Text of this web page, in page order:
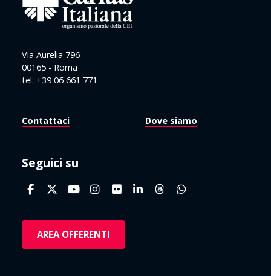
Via Aurelia 796
00165 - Roma
tel: +39 06 661 771
Contattaci Dove siamo
Seguici su
AREA OFFERENTI